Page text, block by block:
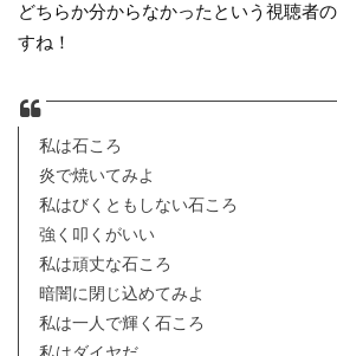
どちらか分からなかったという視聴者
すね！
私は石ころ
炎で焼いてみよ
私はびくともしない石ころ
強く叩くがいい
私は頑丈な石ころ
暗闇に閉じ込めてみよ
私は一人で輝く石ころ